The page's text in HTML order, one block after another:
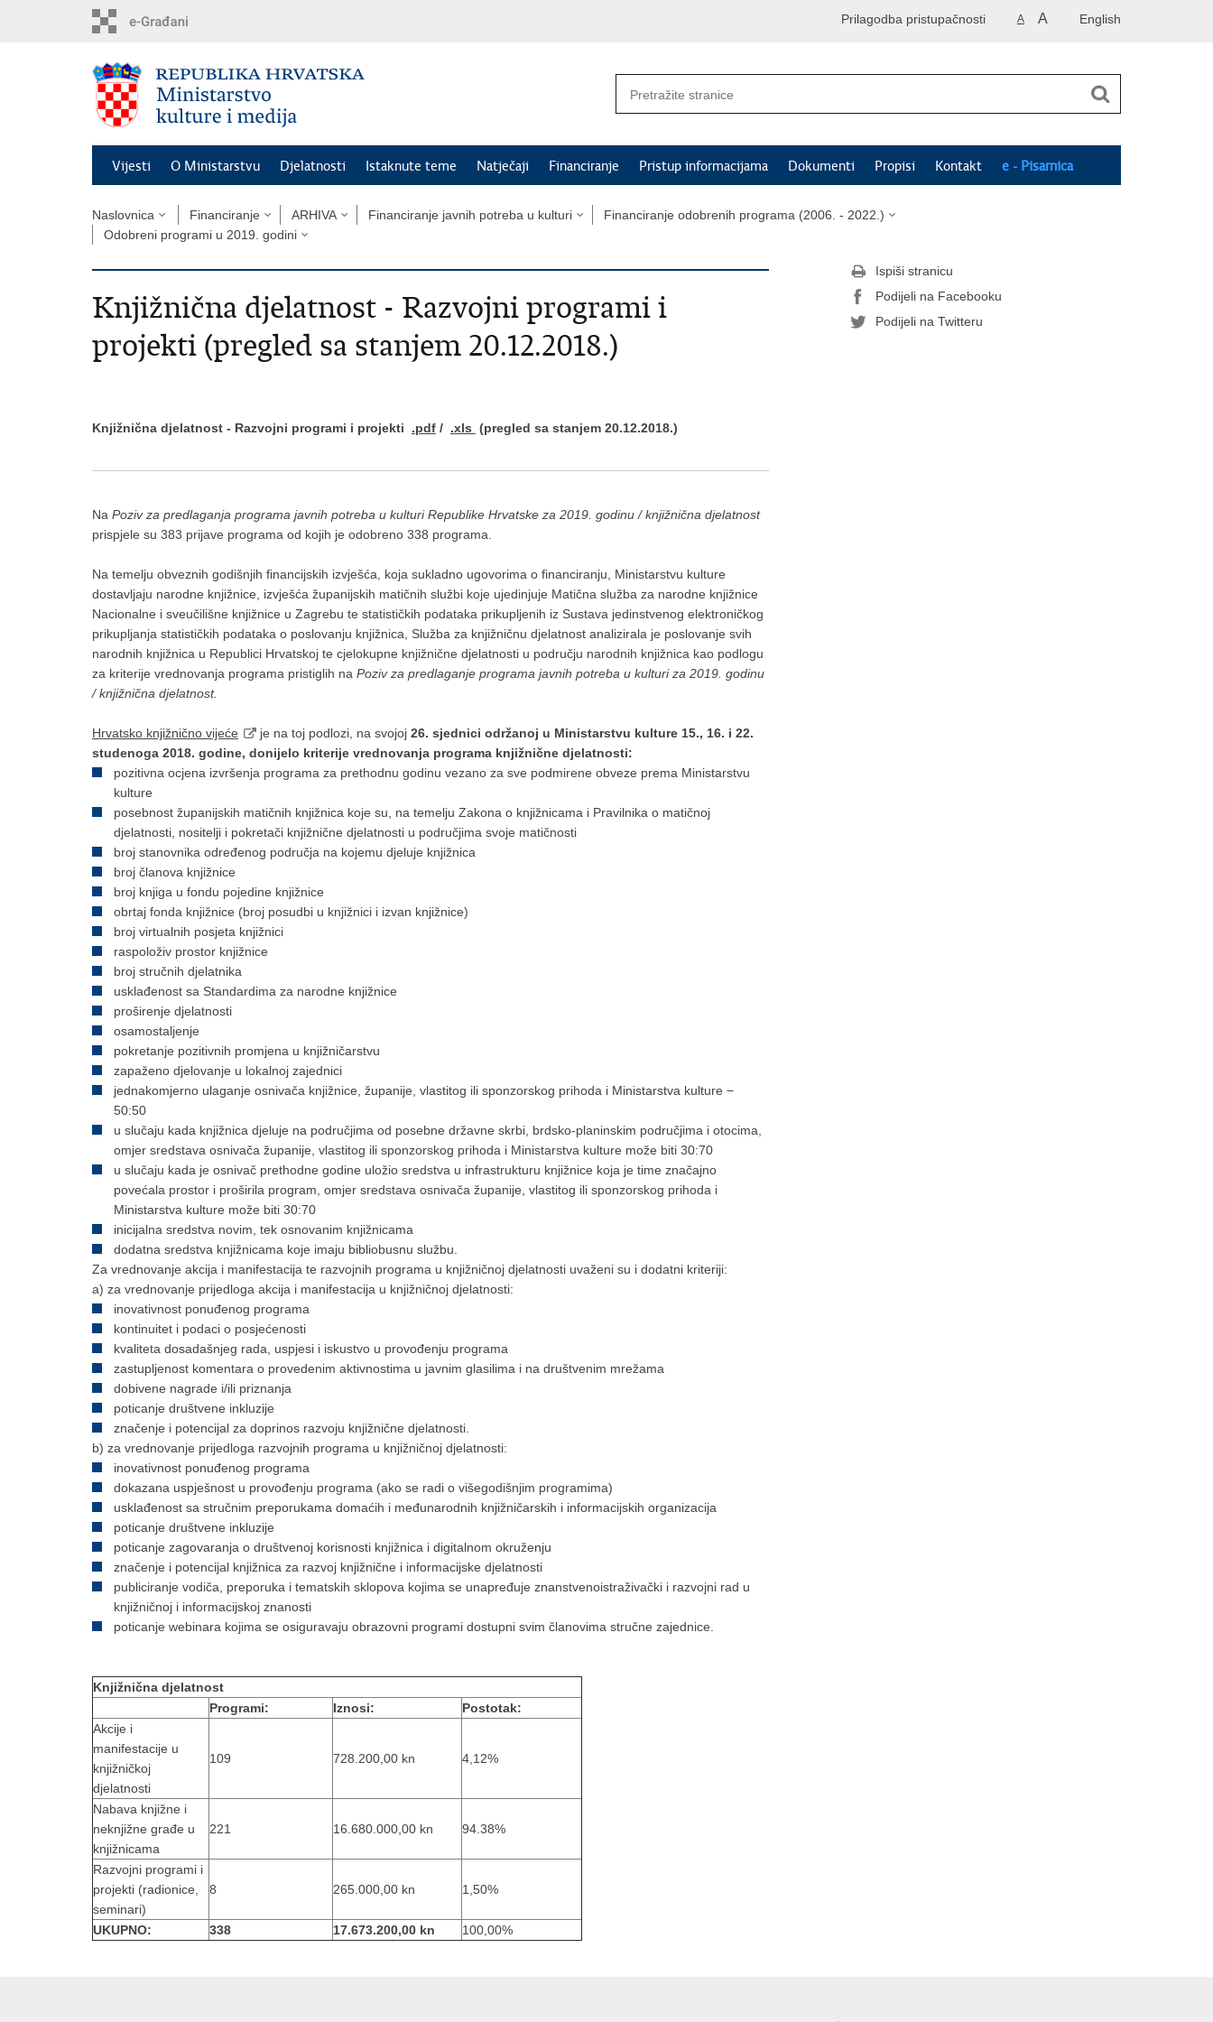
English
A A
Prilagodba pristupačnosti
Vijesti O Ministarstvu Djelatnosti Istaknute teme Natječaji Financiranje Pristup informacijama Dokumenti Propisi Kontakt e - Pisarnica
Naslovnica Financiranje ARHIVA Financiranje javnih potreba u kulturi
Financiranje odobrenih programa (2006. - 2022.)
Odobreni programi u 2019. godini
Knjižnična djelatnost - Razvojni programi i
projekti (pregled sa stanjem 20.12.2018.)
Knjižnična djelatnost - Razvojni programi i projekti .pdf / .xls (pregled sa stanjem 20.12.2018.)
Na Poziv za predlaganja programa javnih potreba u kulturi Republike Hrvatske za 2019. godinu / knjižnična djelatnost
prispjele su 383 prijave programa od kojih je odobreno 338 programa.
Na temelju obveznih godišnjih financijskih izvješća, koja sukladno ugovorima o financiranju, Ministarstvu kulture
dostavljaju narodne knjižnice, izvješća županijskih matičnih službi koje ujedinjuje Matična služba za narodne knjižnice
Nacionalne i sveučilišne knjižnice u Zagrebu te statističkih podataka prikupljenih iz Sustava jedinstvenog elektroničkog
prikupljanja statističkih podataka o poslovanju knjižnica, Služba za knjižničnu djelatnost analizirala je poslovanje svih
narodnih knjižnica u Republici Hrvatskoj te cjelokupne knjižnične djelatnosti u području narodnih knjižnica kao podlogu
za kriterije vrednovanja programa pristiglih na Poziv za predlaganje programa javnih potreba u kulturi za 2019. godinu
/ knjižnična djelatnost.
Hrvatsko knjižnično vijeće je na toj podlozi, na svojoj 26. sjednici održanoj u Ministarstvu kulture 15., 16. i 22.
studenoga 2018. godine, donijelo kriterije vrednovanja programa knjižnične djelatnosti:
pozitivna ocjena izvršenja programa za prethodnu godinu vezano za sve podmirene obveze prema Ministarstvu
kulture
posebnost županijskih matičnih knjižnica koje su, na temelju Zakona o knjižnicama i Pravilnika o matičnoj
djelatnosti, nositelji i pokretači knjižnične djelatnosti u područjima svoje matičnosti
broj stanovnika određenog područja na kojemu djeluje knjižnica
broj članova knjižnice
broj knjiga u fondu pojedine knjižnice
obrtaj fonda knjižnice (broj posudbi u knjižnici i izvan knjižnice)
broj virtualnih posjeta knjižnici
raspoloživ prostor knjižnice
broj stručnih djelatnika
usklađenost sa Standardima za narodne knjižnice
proširenje djelatnosti
osamostaljenje
pokretanje pozitivnih promjena u knjižničarstvu
zapaženo djelovanje u lokalnoj zajednici
jednakomjerno ulaganje osnivača knjižnice, županije, vlastitog ili sponzorskog prihoda i Ministarstva kulture −
50:50
u slučaju kada knjižnica djeluje na područjima od posebne državne skrbi, brdsko-planinskim područjima i otocima,
omjer sredstava osnivača županije, vlastitog ili sponzorskog prihoda i Ministarstva kulture može biti 30:70
u slučaju kada je osnivač prethodne godine uložio sredstva u infrastrukturu knjižnice koja je time značajno
povećala prostor i proširila program, omjer sredstava osnivača županije, vlastitog ili sponzorskog prihoda i
Ministarstva kulture može biti 30:70
inicijalna sredstva novim, tek osnovanim knjižnicama
dodatna sredstva knjižnicama koje imaju bibliobusnu službu.
Za vrednovanje akcija i manifestacija te razvojnih programa u knjižničnoj djelatnosti uvaženi su i dodatni kriteriji:
a) za vrednovanje prijedloga akcija i manifestacija u knjižničnoj djelatnosti:
inovativnost ponuđenog programa
kontinuitet i podaci o posjećenosti
kvaliteta dosadašnjeg rada, uspjesi i iskustvo u provođenju programa
zastupljenost komentara o provedenim aktivnostima u javnim glasilima i na društvenim mrežama
dobivene nagrade i/ili priznanja
poticanje društvene inkluzije
značenje i potencijal za doprinos razvoju knjižnične djelatnosti.
b) za vrednovanje prijedloga razvojnih programa u knjižničnoj djelatnosti:
inovativnost ponuđenog programa
dokazana uspješnost u provođenju programa (ako se radi o višegodišnjim programima)
usklađenost sa stručnim preporukama domaćih i međunarodnih knjižničarskih i informacijskih organizacija
poticanje društvene inkluzije
poticanje zagovaranja o društvenoj korisnosti knjižnica i digitalnom okruženju
značenje i potencijal knjižnica za razvoj knjižnične i informacijske djelatnosti
publiciranje vodiča, preporuka i tematskih sklopova kojima se unapređuje znanstvenoistraživački i razvojni rad u
knjižničnoj i informacijskoj znanosti
poticanje webinara kojima se osiguravaju obrazovni programi dostupni svim članovima stručne zajednice.
Knjižnična djelatnost
Programi:
Iznosi:
Postotak:
Akcije i
manifestacije u
knjižničkoj
djelatnosti
109 728.200,00 kn 4,12%
Nabava knjižne i
neknjižne građe u
knjižnicama
221 16.680.000,00 kn 94.38%
Razvojni programi i
projekti (radionice,
seminari)
8 265.000,00 kn 1,50%
UKUPNO: 338 17.673.200,00 kn 100,00%
Ispiši stranicu
Podijeli na Facebooku
Podijeli na Twitteru